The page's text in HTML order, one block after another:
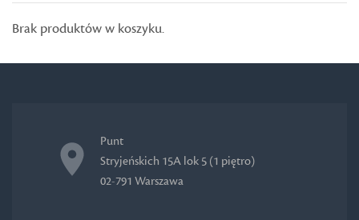
Brak produktów w koszyku.
Punt
Stryjeńskich 15A lok 5 (1 piętro)
02-791 Warszawa